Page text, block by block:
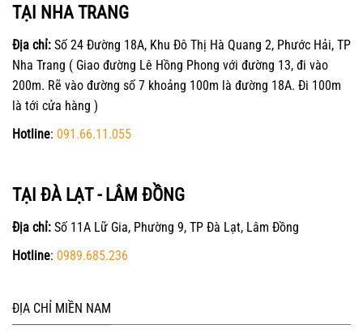
TẠI NHA TRANG
Địa chỉ: Số 24 Đường 18A, Khu Đô Thị Hà Quang 2, Phước Hải, TP
Nha Trang ( Giao đường Lê Hồng Phong với đường 13, đi vào
200m. Rẽ vào đường số 7 khoảng 100m là đường 18A. Đi 100m
là tới cửa hàng )
Hotline: 091.66.11.055
TẠI ĐÀ LẠT - LÂM ĐỒNG
Địa chỉ: Số 11A Lữ Gia, Phường 9, TP Đà Lạt, Lâm Đồng
Hotline: 0989.685.236
ĐỊA CHỈ MIỀN NAM